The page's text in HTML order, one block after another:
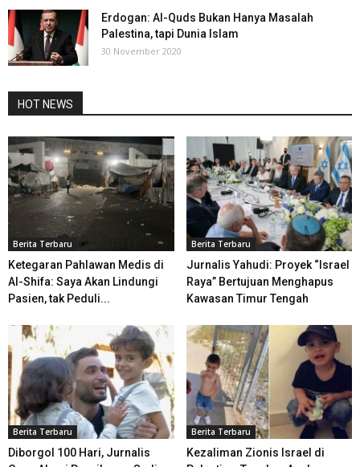
Erdogan: Al-Quds Bukan Hanya Masalah
Palestina, tapi Dunia Islam
30 November 2020
HOT NEWS
Berita Terbaru
Ketegaran Pahlawan Medis di
Al-Shifa: Saya Akan Lindungi
Pasien, tak Peduli...
Berita Terbaru
Jurnalis Yahudi: Proyek “Israel
Raya” Bertujuan Menghapus
Kawasan Timur Tengah
Berita Terbaru
Diborgol 100 Hari, Jurnalis
Berita Terbaru
Kezaliman Zionis Israel di